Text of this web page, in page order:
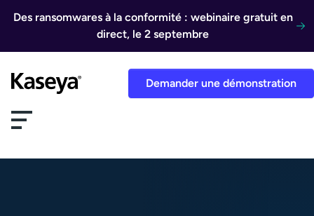
Des ransomwares à la conformité : webinaire gratuit en
direct, le 2 septembre
Demander une démonstration